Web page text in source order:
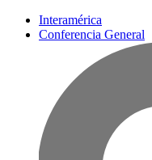
Interamérica
Conferencia General